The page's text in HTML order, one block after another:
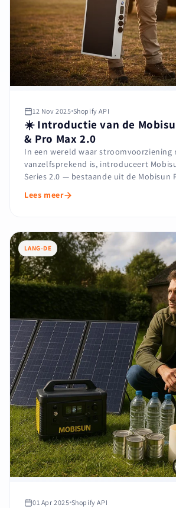
12 Nov 2025 Shopify API
☀️ Introductie van de
& Pro Max 2.0
In een wereld waar stroomvoorziening
vanzelfsprekend is, introduceert
Series 2.0 — bestaande uit de Mobisun
Lees meer
LANG-DE
01 Apr 2025 Shopify API